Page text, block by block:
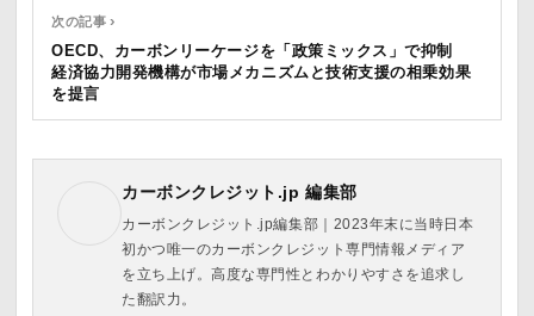
次の記事 ›
OECD、カーボンリーケージを「政策ミックス」で抑制
経済協力開発機構が市場メカニズムと技術支援の相乗効果
を提言
カーボンクレジット.jp 編集部
カーボンクレジット.jp編集部｜2023年末に当時日本
初かつ唯一のカーボンクレジット専門情報メディア
を立ち上げ。高度な専門性とわかりやすさを追求し
た翻訳力。